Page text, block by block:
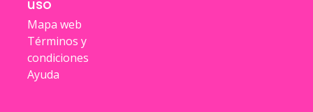
uso
Mapa web
Términos y
condiciones
Ayuda